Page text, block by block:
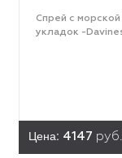
Спрей с
укладок -
Цена: 4147 руб.